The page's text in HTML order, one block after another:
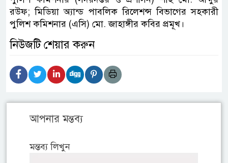
রউফ; মিডিয়া অ্যান্ড পাবলিক রিলেশন্স বিভাগের সহকারী
পুলিশ কমিশনার (এসি) মো. জাহাঙ্গীর কবির প্রমূখ।
নিউজটি শেয়ার করুন
আপনার মন্তব্য
মন্তব্য লিখুন